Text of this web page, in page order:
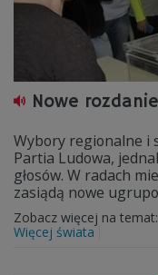
Nowe
Wybory regionalne i
Partia Ludowa,
głosów. W radach
zasiądą nowe
Zobacz więcej na temat:
Więcej świata